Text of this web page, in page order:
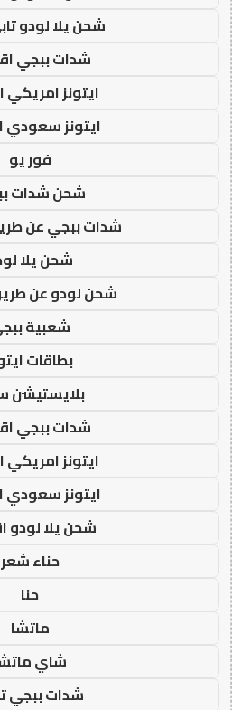
شحن يلا لودو
شدات ببجي
ايتونز
ايتونز
فور يو
شحن شدات
شدات ببجي عن
شحن يلا
شحن لودو عن
شعبية
بطاقات
بلايستيشن
شدات ببجي
ايتونز
ايتونز
شحن يلا لودو
حناء شعر
حنا
ماتشا
شاي
شدات ببجي